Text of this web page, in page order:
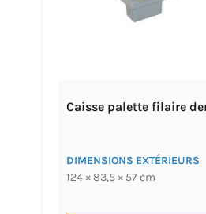
Caisse palette filaire
DIMENSIONS EXTÉRIEURS
124 × 83,5 × 57 cm